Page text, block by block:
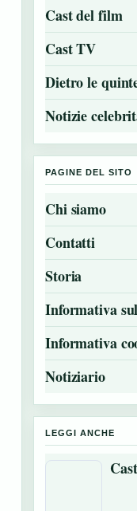
Cast del film
Cast TV
Dietro le
Notizie
PAGINE DEL SITO
Chi siamo
Contatti
Storia
Informativa
Informativa
Notiziario
LEGGI ANCHE